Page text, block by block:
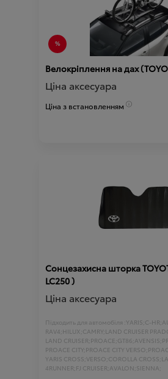
Велокріплення на дах
Ціна аксесуара
Ціна з встановленням
Сонцезахисна шторка
LC250 )
Ціна аксесуара
Підходить для автомобіля :YARIS;C-HR;
RAV4;HILUX;CAMRY;LAND CRUISER
LAND CRUISER;PROACE;GT86;AVENSIS;
PROACE CITY;PROACE CITY VERSO;
YARIS CROSS;VERSO;COROLLA CROSS;
4RUNNER;FJ CRUISER;AVALON;SIENNA;